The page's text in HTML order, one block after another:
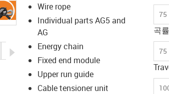
igus-icon-lupe
igus-icon-lupe
igus-icon-lupe
igus-icon-lupe
igus-icon-arrow-right
Wire rope
Individual parts AG5 and
AG
Energy chain
Fixed end module
Upper run guide
Cable tensioner unit
75
곡
75